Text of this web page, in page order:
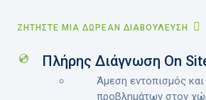
ΖΗΤΉΣΤΕ ΜΙΑ ΔΩΡΕΆΝ ΔΙΑΒΟΎΛΕΥΣΗ
Πλήρης Διάγνωση On
Άμεση εντοπισμός και
προβλημάτων στον